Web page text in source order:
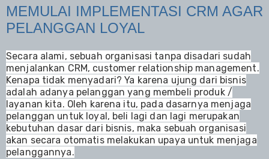
MEMULAI IMPLEMENTASI CRM AGAR
PELANGGAN LOYAL
Secara alami, sebuah organisasi tanpa disadari sudah
menjalankan CRM, customer relationship management.
Kenapa tidak menyadari? Ya karena ujung dari bisnis
adalah adanya pelanggan yang membeli produk /
layanan kita. Oleh karena itu, pada dasarnya menjaga
pelanggan untuk loyal, beli lagi dan lagi merupakan
kebutuhan dasar dari bisnis, maka sebuah organisasi
akan secara otomatis melakukan upaya untuk menjaga
pelanggannya.